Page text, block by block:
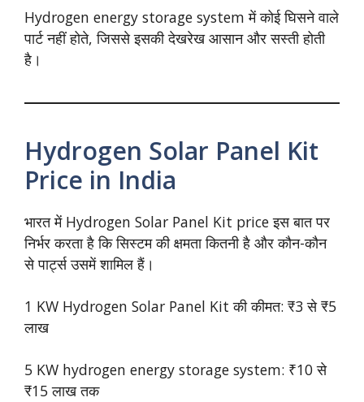
Hydrogen energy storage system में कोई घिसने वाले
पार्ट नहीं होते, जिससे इसकी देखरेख आसान और सस्ती होती
है।
Hydrogen Solar Panel Kit
Price in India
भारत में Hydrogen Solar Panel Kit price इस बात पर
निर्भर करता है कि सिस्टम की क्षमता कितनी है और कौन-कौन
से पार्ट्स उसमें शामिल हैं।
1 KW Hydrogen Solar Panel Kit की कीमत: ₹3 से ₹5
लाख
5 KW hydrogen energy storage system: ₹10 से
₹15 लाख तक